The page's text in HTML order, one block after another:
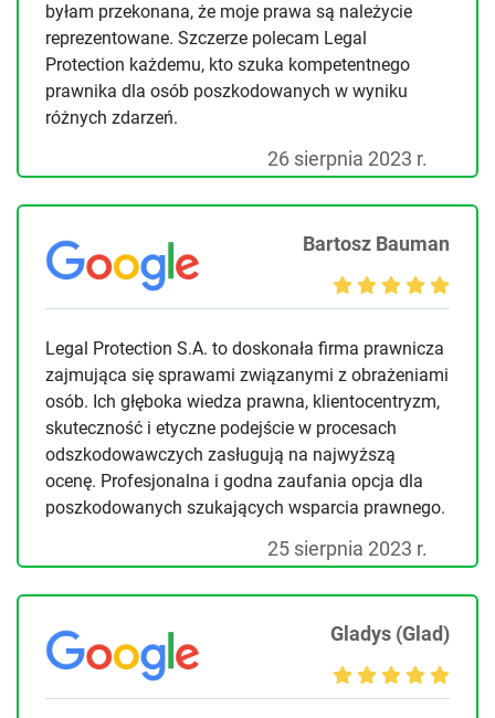
byłam przekonana, że moje prawa są należycie
reprezentowane. Szczerze polecam Legal
Protection każdemu, kto szuka kompetentnego
prawnika dla osób poszkodowanych w wyniku
różnych zdarzeń.
26 sierpnia 2023 r.
Bartosz Bauman
Legal Protection S.A. to doskonała firma prawnicza
zajmująca się sprawami związanymi z obrażeniami
osób. Ich głęboka wiedza prawna, klientocentryzm,
skuteczność i etyczne podejście w procesach
odszkodowawczych zasługują na najwyższą
ocenę. Profesjonalna i godna zaufania opcja dla
poszkodowanych szukających wsparcia prawnego.
25 sierpnia 2023 r.
Gladys (Glad)